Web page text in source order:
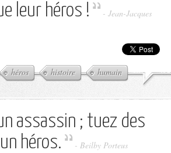
leur héros !
- Jean-Jacques
héros histoire humain
assassin ; tuez des
héros.
- Beilby Porteus